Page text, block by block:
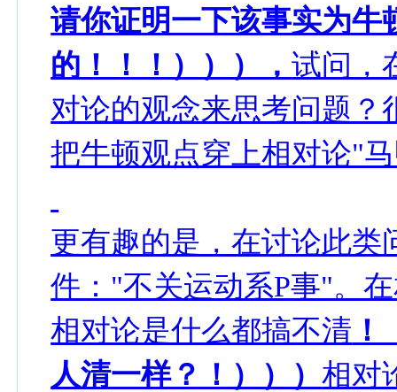
请你证明一下该事实为牛
的！！！））），试问，
对论的观念来思考问题？
把牛顿观点穿上相对论"
更有趣的是，在讨论此类
件："不关运动系P事"。
相对论是什么都搞不清
人清一样？！）））相对